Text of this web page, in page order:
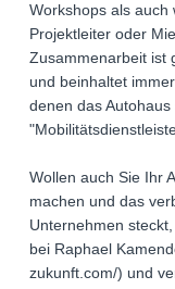
Workshops als auch
Projektleiter oder
Zusammenarbeit ist
und beinhaltet
denen das
Wollen auch Sie Ihr
machen und das
Unternehmen
bei Raphael
zukunft.com/) und